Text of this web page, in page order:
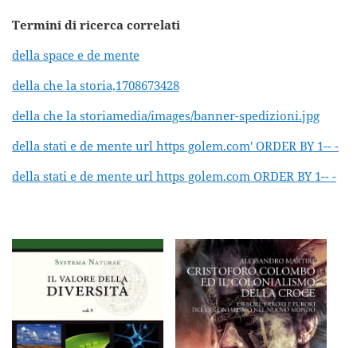
Termini di ricerca correlati
della space e de mente
della che la storia,1708673428
della che la storiamedia/images/banner-spedizioni.jpg
della stati e de mente url https golem.com' ORDER BY 1-- -
della stati e de mente url https golem.com ORDER BY 1-- -